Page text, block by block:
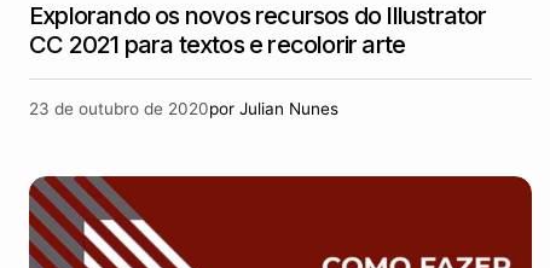
Explorando os novos recursos do Illustrator
CC 2021 para textos e recolorir arte
23 de outubro de 2020por Julian Nunes